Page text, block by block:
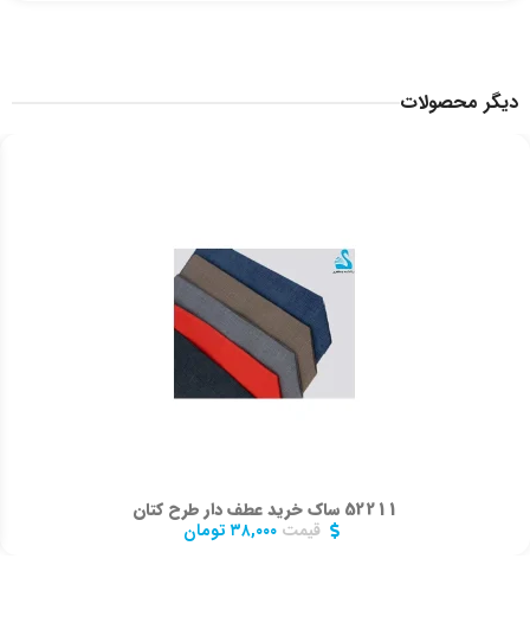
دیگر محصولات
52211 ساک خرید عطف دار طرح کتان
قیمت۳۸,۰۰۰ تومان